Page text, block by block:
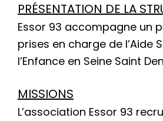
PRÉSENTATION DE LA
Essor 93 accompagne un
prises en charge de l’Aide
l’Enfance en Seine Saint
MISSIONS
L’association Essor 93